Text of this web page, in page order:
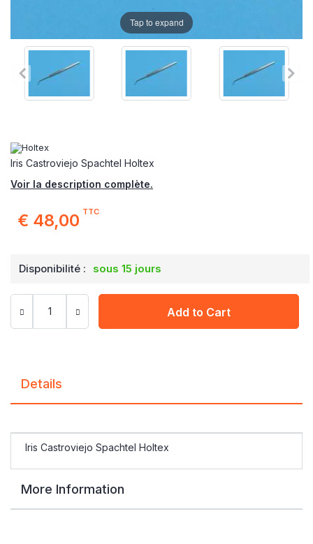
Iris Castroviejo Spachtel Holtex
Voir la description complète.
€ 48,00 TTC
Disponibilité : sous 15 jours
Add to Cart
Tap to expand
Details
Iris Castroviejo Spachtel Holtex
More Information